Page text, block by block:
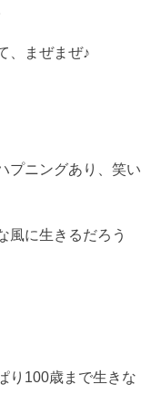
、まぜまぜ♪
プニングあり、笑い
風に生きるだろう
り100歳まで生きな